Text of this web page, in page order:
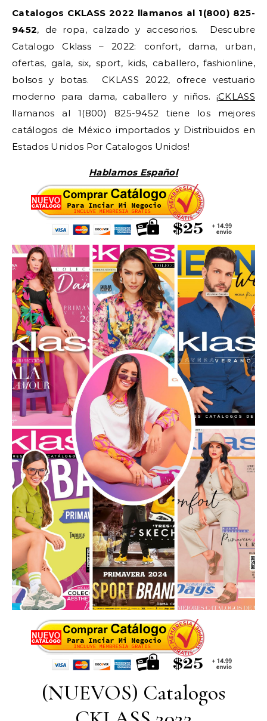
Catalogos CKLASS 2022 llamanos al 1(800) 825-
9452, de ropa, calzado y accesorios. Descubre
Catalogo Cklass – 2022: confort, dama, urban,
ofertas, gala, six, sport, kids, caballero, fashionline,
bolsos y botas. CKLASS 2022, ofrece vestuario
moderno para dama, caballero y niños. ¡CKLASS
llamanos al 1(800) 825-9452 tiene los mejores
catálogos de México importados y Distribuidos en
Estados Unidos Por Catalogos Unidos!
Hablamos Español
(NUEVOS) Catalogos